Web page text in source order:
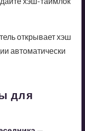
открывает хэш
автоматически
для